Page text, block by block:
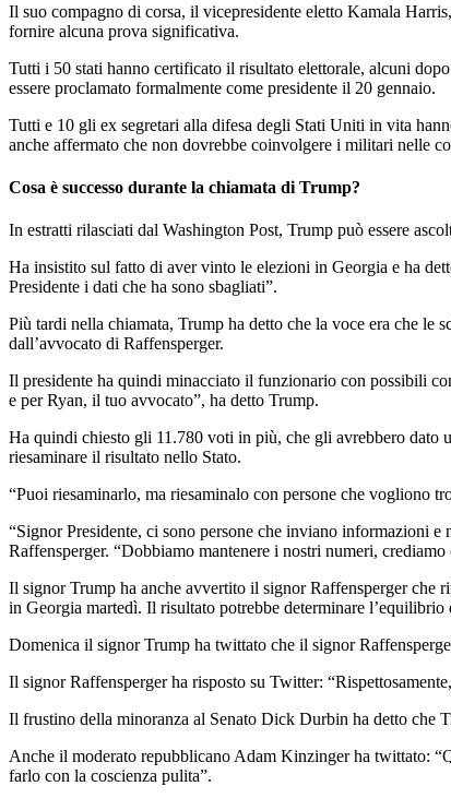
Il suo compagno di corsa, il vicepresidente eletto Kamala
fornire alcuna prova significativa.
Tutti i 50 stati hanno certificato il risultato elettorale, alcuni
essere proclamato formalmente come presidente il 20 gennaio.
Tutti e 10 gli ex segretari alla difesa degli Stati Uniti in vita
anche affermato che non dovrebbe coinvolgere i militari nelle
Cosa è successo durante la chiamata di Trump?
In estratti rilasciati dal Washington Post, Trump può essere
Ha insistito sul fatto di aver vinto le elezioni in Georgia e ha
Presidente i dati che ha sono sbagliati”.
Più tardi nella chiamata, Trump ha detto che la voce era che le
dall’avvocato di Raffensperger.
Il presidente ha quindi minacciato il funzionario con possibili
e per Ryan, il tuo avvocato”, ha detto Trump.
Ha quindi chiesto gli 11.780 voti in più, che gli avrebbero dato
riesaminare il risultato nello Stato.
“Puoi riesaminarlo, ma riesaminalo con persone che vogliono
“Signor Presidente, ci sono persone che inviano informazioni
Raffensperger. “Dobbiamo mantenere i nostri numeri,
Il signor Trump ha anche avvertito il signor Raffensperger che
in Georgia martedì. Il risultato potrebbe determinare l’equilibrio
Domenica il signor Trump ha twittato che il signor
Il signor Raffensperger ha risposto su Twitter:
Il frustino della minoranza al Senato Dick Durbin ha detto che
Anche il moderato repubblicano Adam Kinzinger ha twittato:
farlo con la coscienza pulita”.